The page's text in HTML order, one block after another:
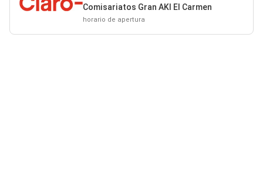
Comisariatos Gran AKI El Carmen
horario de apertura